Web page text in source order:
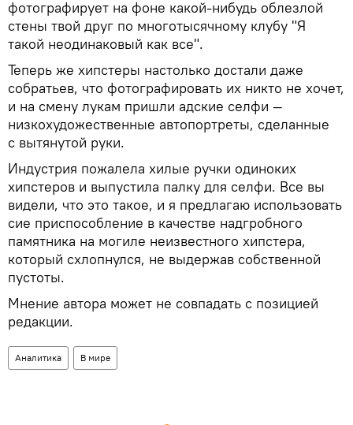
фотографирует на фоне какой-нибудь облезлой
стены твой друг по многотысячному клубу "Я
такой неодинаковый как все".
Теперь же хипстеры настолько достали даже
собратьев, что фотографировать их никто не хочет,
и на смену лукам пришли адские селфи —
низкохудожественные автопортреты, сделанные
с вытянутой руки.
Индустрия пожалела хилые ручки одиноких
хипстеров и выпустила палку для селфи. Все вы
видели, что это такое, и я предлагаю использовать
сие приспособление в качестве надгробного
памятника на могиле неизвестного хипстера,
который схлопнулся, не выдержав собственной
пустоты.
Мнение автора может не совпадать с позицией
редакции.
Аналитика В мире